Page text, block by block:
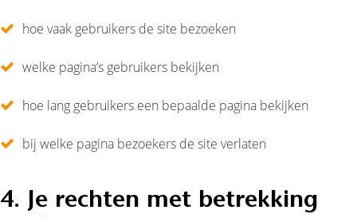
hoe vaak gebruikers de site bezoeken
welke pagina’s gebruikers bekijken
hoe lang gebruikers een bepaalde pagina bekijken
bij welke pagina bezoekers de site verlaten
4. Je rechten met betrekking